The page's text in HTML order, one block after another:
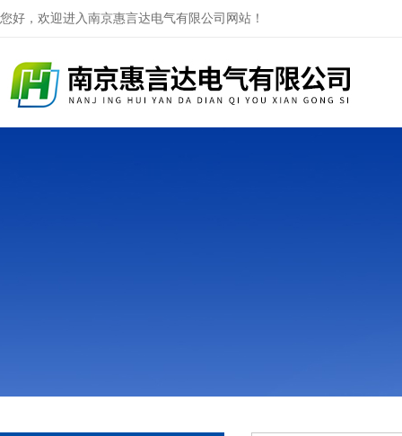
您好，欢迎进入南京惠言达电气有限公司网站！